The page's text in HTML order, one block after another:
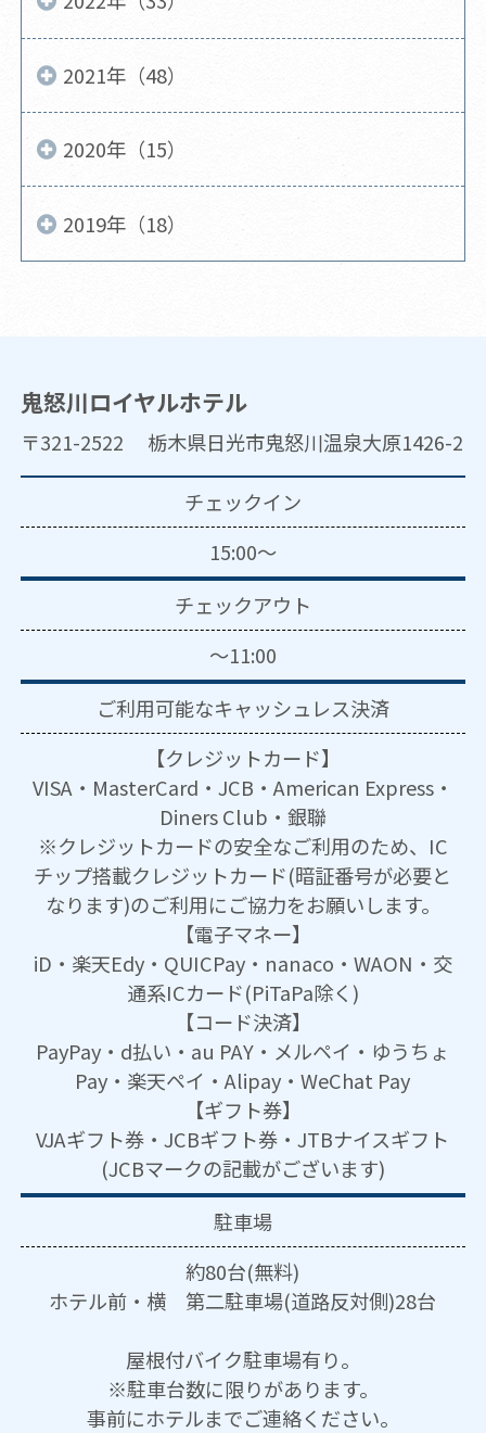
2021年（48）
2020年（15）
2019年（18）
鬼怒川ロイヤルホテル
〒321-2522 栃木県日光市鬼怒川温泉大原1426-2
チェックイン
15:00～
チェックアウト
～11:00
ご利用可能なキャッシュレス決済
【クレジットカード】
VISA・MasterCard・JCB・American Express・
Diners Club・銀聯
※クレジットカードの安全なご利用のため、IC
チップ搭載クレジットカード(暗証番号が必要と
なります)のご利用にご協力をお願いします。
【電子マネー】
iD・楽天Edy・QUICPay・nanaco・WAON・交
通系ICカード(PiTaPa除く)
【コード決済】
PayPay・d払い・au PAY・メルペイ・ゆうちょ
Pay・楽天ペイ・Alipay・WeChat Pay
【ギフト券】
VJAギフト券・JCBギフト券・JTBナイスギフト
(JCBマークの記載がございます)
駐車場
約80台(無料)
ホテル前・横 第二駐車場(道路反対側)28台
屋根付バイク駐車場有り。
※駐車台数に限りがあります。
事前にホテルまでご連絡ください。